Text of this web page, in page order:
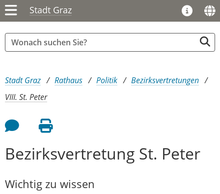
Stadt Graz
Sie sind hier:
Stadt Graz Rathaus Politik
Bezirksvertretungen
VIII. St. Peter
Feedback an Autor
Seite drucken
Bezirksvertretung St. Peter
Wichtig zu wissen